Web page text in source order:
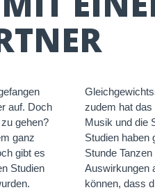
auf. Doch
gehen?
ganz
gibt es
Studien
zudem hat das
Musik und die
Studien haben
Stunde
Auswirkungen
können, dass